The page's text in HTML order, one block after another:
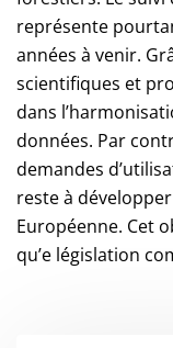
représente
années à venir.
scientifiques et
dans
données. Par
demandes
reste à
Européenne. Cet
qu’e législation